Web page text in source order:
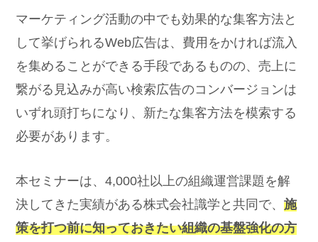
マーケティング活動の中でも効果的な集客方法と
して挙げられるWeb広告は、費用をかければ流入
を集めることができる手段であるものの、売上に
繋がる見込みが高い検索広告のコンバージョンは
いずれ頭打ちになり、新たな集客方法を模索する
必要があります。
本セミナーは、4,000社以上の組織運営課題を解
決してきた実績がある株式会社識学と共同で、施
策を打つ前に知っておきたい組織の基盤強化の方